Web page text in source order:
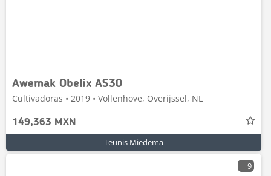
Awemak Obelix AS30
Cultivadoras • 2019 • Vollenhove, Overijssel, NL
149,363 MXN
Teunis Miedema
9